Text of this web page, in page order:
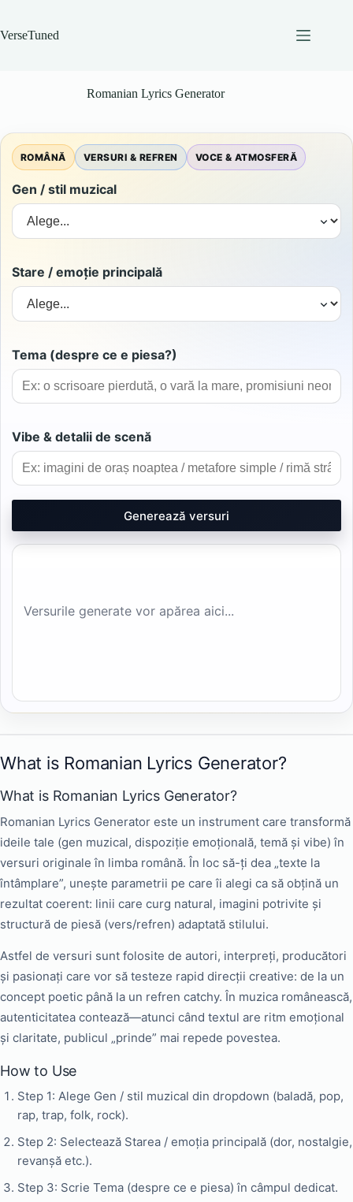
content
VerseTuned
Romanian Lyrics Generator
ROMÂNĂ VERSURI & REFREN VOCE & ATMOSFERĂ
Gen / stil muzical
Stare / emoție principală
Tema (despre ce e piesa?)
Vibe & detalii de scenă
Generează versuri
Versurile generate vor apărea aici...
What is Romanian Lyrics Generator?
What is Romanian Lyrics Generator?
Romanian Lyrics Generator este un instrument care transformă
ideile tale (gen muzical, dispoziție emoțională, temă și vibe) în
versuri originale în limba română. În loc să-ți dea „texte la
întâmplare”, unește parametrii pe care îi alegi ca să obțină un
rezultat coerent: linii care curg natural, imagini potrivite și
structură de piesă (vers/refren) adaptată stilului.
Astfel de versuri sunt folosite de autori, interpreți, producători
și pasionați care vor să testeze rapid direcții creative: de la un
concept poetic până la un refren catchy. În muzica românească,
autenticitatea contează—atunci când textul are ritm emoțional
și claritate, publicul „prinde” mai repede povestea.
How to Use
Step 1: Alege Gen / stil muzical din dropdown (baladă, pop,
rap, trap, folk, rock).
Step 2: Selectează Starea / emoția principală (dor, nostalgie,
revanșă etc.).
Step 3: Scrie Tema (despre ce e piesa) în câmpul dedicat.